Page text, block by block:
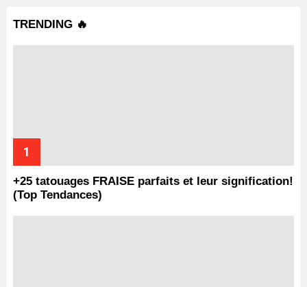
TRENDING 🔥
+25 tatouages ​​FRAISE parfaits et leur signification!
(Top Tendances)